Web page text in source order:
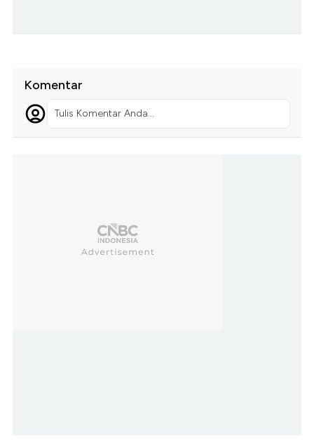
Komentar
Tulis Komentar Anda...